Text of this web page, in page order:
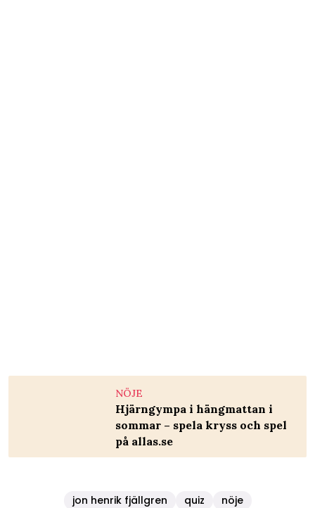
NÖJE
Hjärngympa i hängmattan i
sommar – spela kryss och spel
på allas.se
jon henrik fjällgren quiz nöje